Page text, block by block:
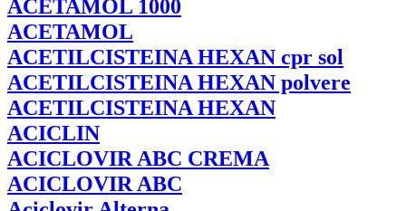
ACETAMOL 1000
ACETAMOL
ACETILCISTEINA HEXAN cpr sol
ACETILCISTEINA HEXAN polvere
ACETILCISTEINA HEXAN
ACICLIN
ACICLOVIR ABC CREMA
ACICLOVIR ABC